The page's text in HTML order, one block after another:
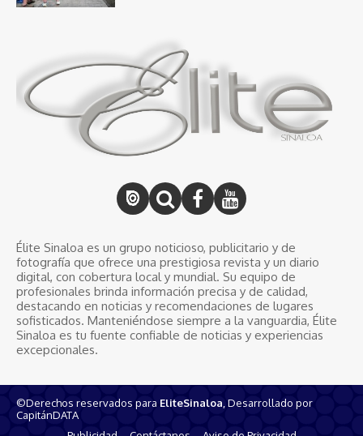
Élite Sinaloa es un grupo noticioso, publicitario y de
fotografía que ofrece una prestigiosa revista y un diario
digital, con cobertura local y mundial. Su equipo de
profesionales brinda información precisa y de calidad,
destacando en noticias y recomendaciones de lugares
sofisticados. Manteniéndose siempre a la vanguardia, Élite
Sinaloa es tu fuente confiable de noticias y experiencias
excepcionales.
©Derechos reservados para EliteSinaloa , Desarrollado por
CapitánDATA